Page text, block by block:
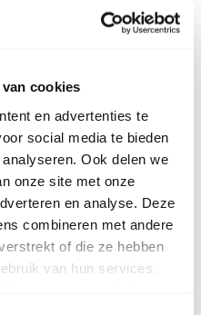
cookies
en advertenties te
social media te bieden
Ook delen we
onze site met onze
en analyse. Deze
combineren met andere
of die ze hebben
van hun services.
film was bij
Ironfilms. Dit is een
Eindhoven. Samen
productie bedacht en
mooie dag en het